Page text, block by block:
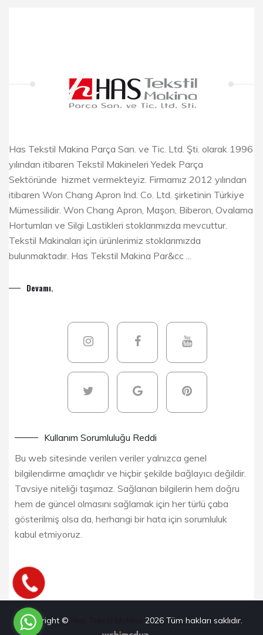
Has Tekstil Makina Parça San. ve Tic. Ltd. Şti. olarak 1996
yılından itibaren Tekstil Makineleri Yedek Parça
Sektöründe hizmet vermekteyiz. Firmamız 2012 yılından
itibaren Won Chang Apron Ind. Co. Ltd. şirketinin Türkiye
Mümessilidir. Won Chang Apron, Maşon, Biberon, Ovalama
Hortumları ve Silgi Lastikleri stoklarımızda mevcuttur.
Tekstil Makinaları için ürünlerimiz stoklarımızda
bulunmaktadır. Has Tekstil Makina Par&cc ...
Devamı.
Kullanım Sorumluluğu Reddi
Bu web sitesinde verilen veriler yalnızca genel
bilgilendirme amaçlıdır ve hiçbir şekilde bağlayıcı değildir.
Tavsiye niteliği taşımaz. Sağlanan bilgilerin hem doğru
hem de güncel olmasını sağlamak için her türlü çaba
gösterilmiş olsa da, herhangi bir hata için sorumluluk
kabul etmiyoruz.
Copyright © 2026 Tüm hakları saklıdır.